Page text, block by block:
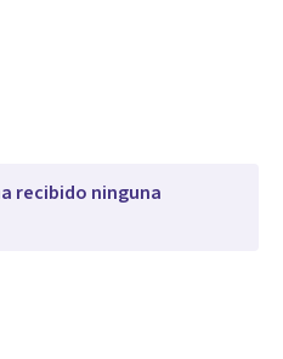
recibido ninguna